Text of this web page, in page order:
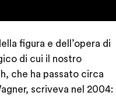
figura e dell’opera di
di cui il nostro
che ha passato circa
scriveva nel 2004: